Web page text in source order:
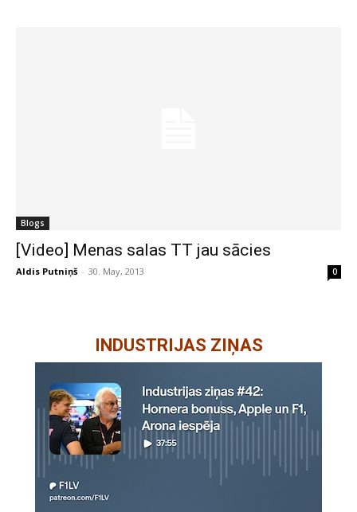
Blogs
[Video] Menas salas TT jau sācies
Aldis Putniņš - 30. May, 2013 0
INDUSTRIJAS ZIŅAS